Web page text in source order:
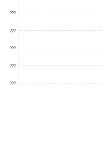
???
???
???
???
???